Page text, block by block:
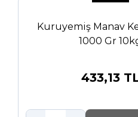
Kuruyemiş Manav
1000 Gr
433,13